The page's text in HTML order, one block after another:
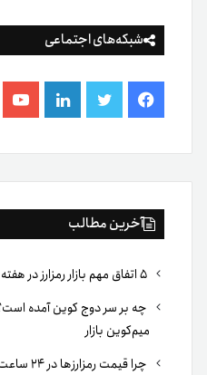
شبکه‌های اجتماعی
فیس
بوک
توییتر لینکدین
آخرین مطالب
چه بر سر دوج کوین آمده
میم‌کوین بازار
چرا